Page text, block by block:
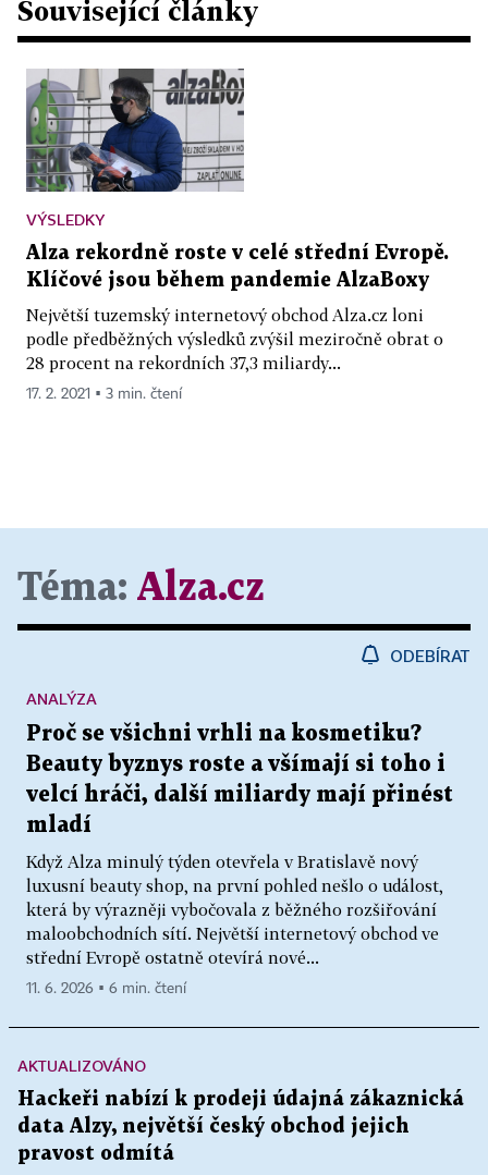
Související články
VÝSLEDKY
Alza rekordně roste v celé střední Evropě.
Klíčové jsou během pandemie AlzaBoxy
Největší tuzemský internetový obchod Alza.cz loni
podle předběžných výsledků zvýšil meziročně obrat o
28 procent na rekordních 37,3 miliardy...
17. 2. 2021 ▪ 3 min. čtení
Téma: Alza.cz
ODEBÍRAT
Proč se všichni vrhli na kosmetiku?
Beauty byznys roste a všímají si toho i
velcí hráči, další miliardy mají přinést
mladí
Když Alza minulý týden otevřela v Bratislavě nový
luxusní beauty shop, na první pohled nešlo o událost,
která by výrazněji vybočovala z běžného rozšiřování
maloobchodních sítí. Největší internetový obchod ve
střední Evropě ostatně otevírá nové...
ANALÝZA
11. 6. 2026 ▪ 6 min. čtení
AKTUALIZOVÁNO
Hackeři nabízí k prodeji údajná zákaznická
data Alzy, největší český obchod jejich
pravost odmítá